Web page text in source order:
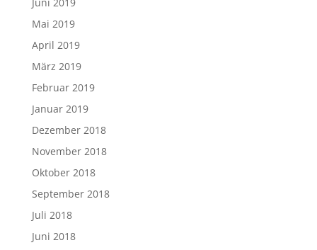
Oktober 2019
September 2019
August 2019
Juli 2019
Juni 2019
Mai 2019
April 2019
März 2019
Februar 2019
Januar 2019
Dezember 2018
November 2018